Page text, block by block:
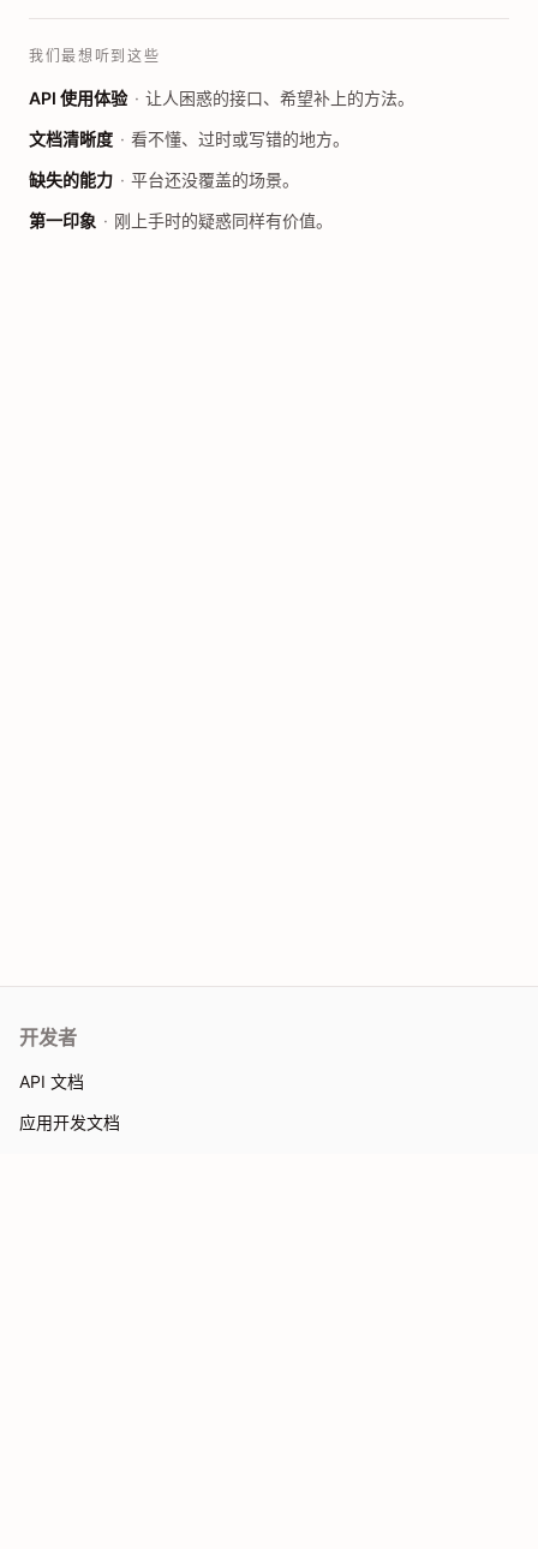
我们最想听到这些
API 使用体验
让人困惑的接口、希望补上的方法。
文档清晰度
看不懂、过时或写错的地方。
缺失的能力
平台还没覆盖的场景。
第一印象
刚上手时的疑惑同样有价值。
开发者
API 文档
应用开发文档